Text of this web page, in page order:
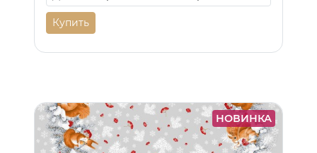
Купить
НОВИНКА